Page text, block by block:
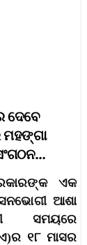
ଦେବେ
ମହଙ୍ଗା
ଏକ
ଆଶା
ସମୟରେ
୧୮ ମାସର